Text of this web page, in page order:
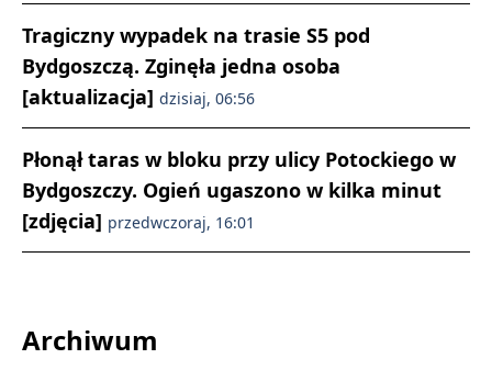
Tragiczny wypadek na trasie S5 pod
Bydgoszczą. Zginęła jedna osoba
[aktualizacja] dzisiaj, 06:56
Płonął taras w bloku przy ulicy Potockiego w
Bydgoszczy. Ogień ugaszono w kilka minut
[zdjęcia] przedwczoraj, 16:01
Archiwum